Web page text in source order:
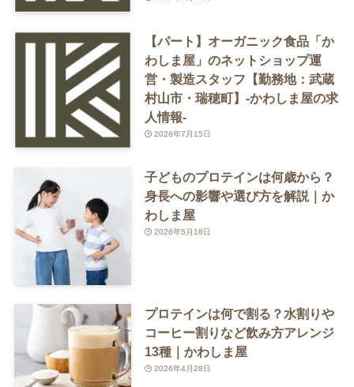
【パート】オーガニック食品「か
わしま屋」のネットショップ運
営・製造スタッフ【勤務地：武蔵
村山市・瑞穂町】-かわしま屋の求
人情報-
2026年7月15日
子どものプロテインは何歳から？
身長への影響や選び方を解説｜か
わしま屋
2026年5月18日
プロテインは何で割る？水割りや
コーヒー割りなど飲み方アレンジ
13種｜かわしま屋
2026年4月28日